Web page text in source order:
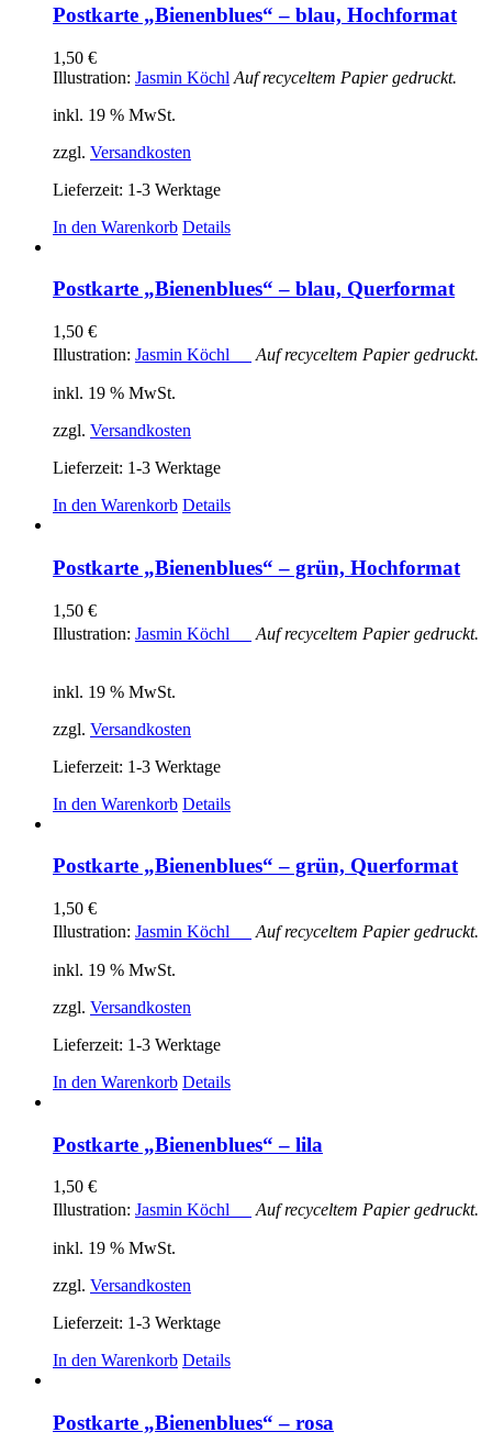
mehrere
Varianten
Die
Optionen
gewählt
Postkarte „Bienenblues“ – blau, Hochformat
1,50 €
Illustration: Jasmin Köchl Auf recyceltem Papier gedruckt.
inkl. 19 % MwSt.
zzgl. Versandkosten
Lieferzeit: 1-3 Werktage
In den Warenkorb Details
Postkarte „Bienenblues“ – blau, Querformat
1,50 €
Illustration: Jasmin Köchl Auf recyceltem Papier gedruckt.
inkl. 19 % MwSt.
zzgl. Versandkosten
Lieferzeit: 1-3 Werktage
In den Warenkorb Details
Postkarte „Bienenblues“ – grün, Hochformat
1,50 €
Illustration: Jasmin Köchl Auf recyceltem Papier gedruckt.
inkl. 19 % MwSt.
zzgl. Versandkosten
Lieferzeit: 1-3 Werktage
In den Warenkorb Details
Postkarte „Bienenblues“ – grün, Querformat
1,50 €
Illustration: Jasmin Köchl Auf recyceltem Papier gedruckt.
inkl. 19 % MwSt.
zzgl. Versandkosten
Lieferzeit: 1-3 Werktage
In den Warenkorb Details
Postkarte „Bienenblues“ – lila
1,50 €
Illustration: Jasmin Köchl Auf recyceltem Papier gedruckt.
inkl. 19 % MwSt.
zzgl. Versandkosten
Lieferzeit: 1-3 Werktage
In den Warenkorb Details
Postkarte „Bienenblues“ – rosa